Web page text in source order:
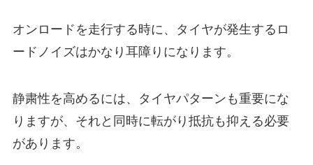
オンロードを走行する時に、タイヤが発生するロ
ードノイズはかなり耳障りになります。
静粛性を高めるには、タイヤパターンも重要にな
りますが、それと同時に転がり抵抗も抑える必要
があります。